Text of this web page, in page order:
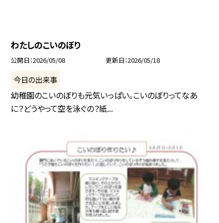
わたしのこいのぼり
公開日 2026/05/08 更新日 2026/05/18
今日の出来事
幼稚園のこいのぼりも元気いっぱい。こいのぼりってなあ
に？どうやって空を泳ぐの？紙...